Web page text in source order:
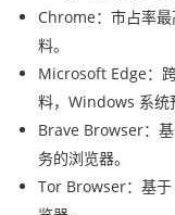
Chrome：市占率
料。
Microsoft Edge：
料，Windows 系统
Brave Browser：
务的浏览器。
Tor Browser：基